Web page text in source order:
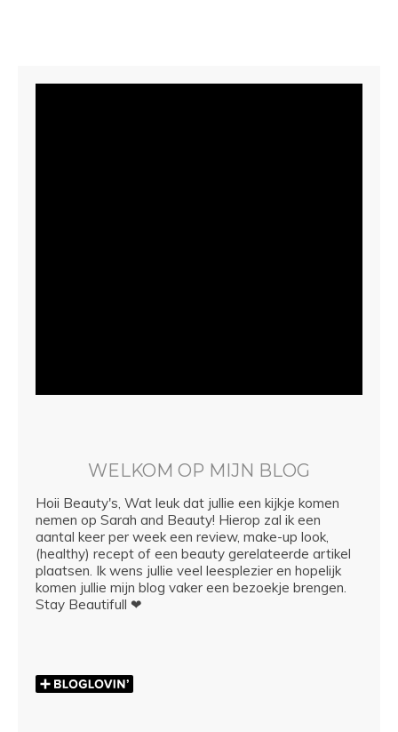
WELKOM OP MIJN BLOG
Hoii Beauty's, Wat leuk dat jullie een kijkje komen
nemen op Sarah and Beauty! Hierop zal ik een
aantal keer per week een review, make-up look,
(healthy) recept of een beauty gerelateerde artikel
plaatsen. Ik wens jullie veel leesplezier en hopelijk
komen jullie mijn blog vaker een bezoekje brengen.
Stay Beautifull ❤